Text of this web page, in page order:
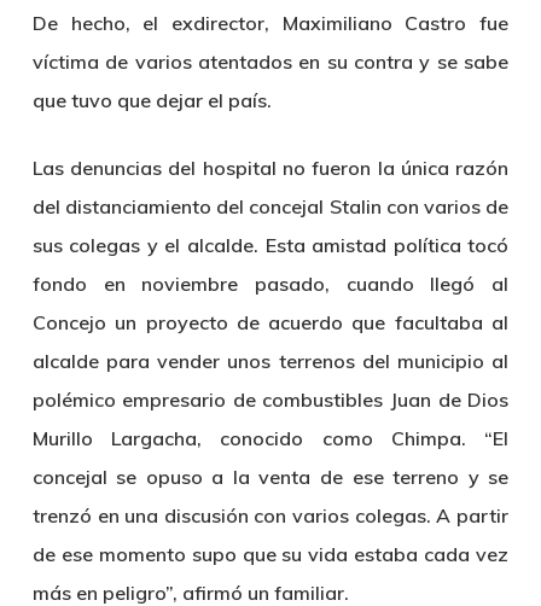
De hecho, el exdirector, Maximiliano Castro fue
víctima de varios atentados en su contra y se sabe
que tuvo que dejar el país.
Las denuncias del hospital no fueron la única razón
del distanciamiento del concejal Stalin con varios de
sus colegas y el alcalde. Esta amistad política tocó
fondo en noviembre pasado, cuando llegó al
Concejo un proyecto de acuerdo que facultaba al
alcalde para vender unos terrenos del municipio al
polémico empresario de combustibles Juan de Dios
Murillo Largacha, conocido como Chimpa. “El
concejal se opuso a la venta de ese terreno y se
trenzó en una discusión con varios colegas. A partir
de ese momento supo que su vida estaba cada vez
más en peligro”, afirmó un familiar.